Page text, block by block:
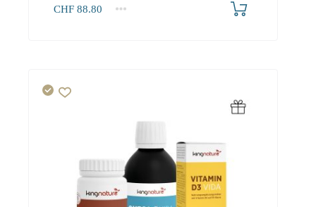
CHF 88.80
1+